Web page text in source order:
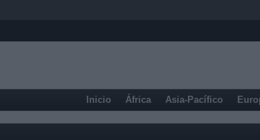
Inicio África Asia-Pacífico